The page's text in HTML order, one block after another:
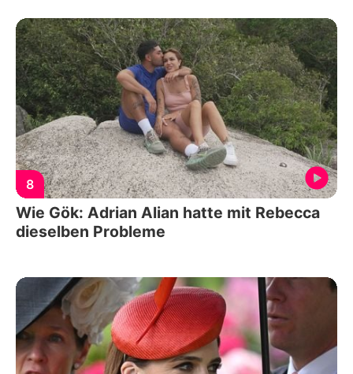
8
Wie Gök: Adrian Alian hatte mit Rebecca
dieselben Probleme